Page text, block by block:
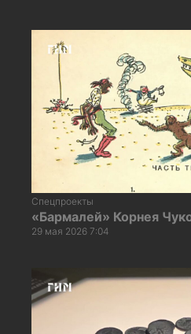
Спецпроекты
«Бармалей» Корнея
29 мая 2026 7:04